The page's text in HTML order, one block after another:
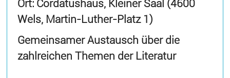
Ort: Cordatushaus, Kleiner Saal (4600
Wels, Martin-Luther-Platz 1)
Gemeinsamer Austausch über die
zahlreichen Themen der Literatur